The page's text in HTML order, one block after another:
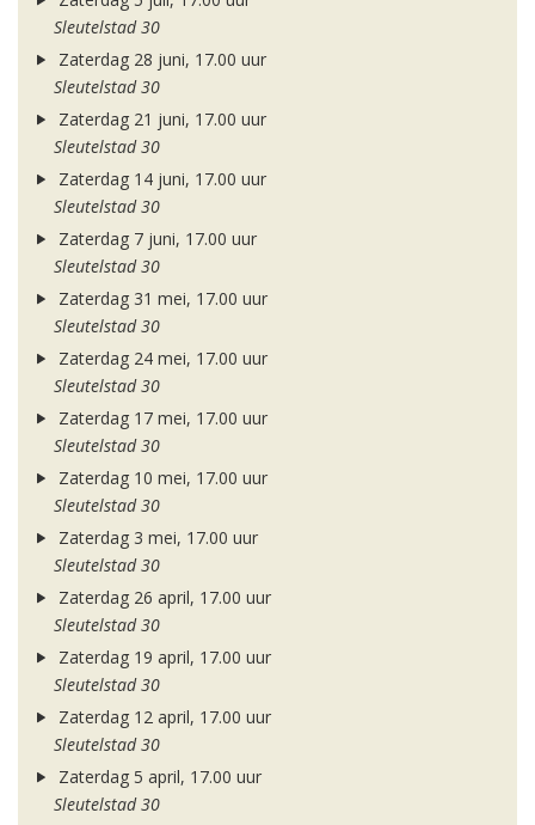
Sleutelstad 30
Zaterdag 28 juni, 17.00 uur
Sleutelstad 30
Zaterdag 21 juni, 17.00 uur
Sleutelstad 30
Zaterdag 14 juni, 17.00 uur
Sleutelstad 30
Zaterdag 7 juni, 17.00 uur
Sleutelstad 30
Zaterdag 31 mei, 17.00 uur
Sleutelstad 30
Zaterdag 24 mei, 17.00 uur
Sleutelstad 30
Zaterdag 17 mei, 17.00 uur
Sleutelstad 30
Zaterdag 10 mei, 17.00 uur
Sleutelstad 30
Zaterdag 3 mei, 17.00 uur
Sleutelstad 30
Zaterdag 26 april, 17.00 uur
Sleutelstad 30
Zaterdag 19 april, 17.00 uur
Sleutelstad 30
Zaterdag 12 april, 17.00 uur
Sleutelstad 30
Zaterdag 5 april, 17.00 uur
Sleutelstad 30